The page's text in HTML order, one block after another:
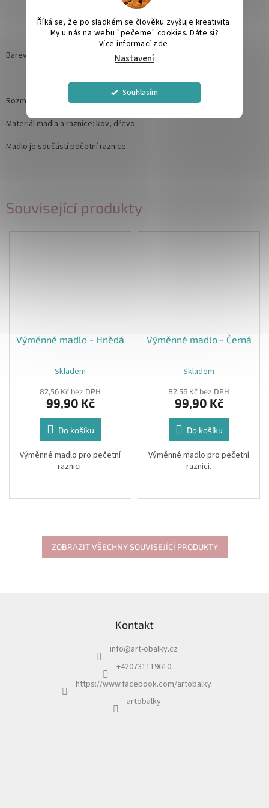
Říká se, že po sladkém se člověku zvyšuje kreativita.
My u nás na webu "pečeme" cookies. Dáte si?
Více informací zde.
Nastavení
Souhlasím
Související produkty
Výměnné madlo - Hnědá
Skladem
82,56 Kč bez DPH
99,90 Kč
Do košíku
Výměnné madlo pro pečetní
raznici.
Barva: Hnědá
Výměnné madlo - Černá
Skladem
82,56 Kč bez DPH
99,90 Kč
Do košíku
Výměnné madlo pro pečetní
raznici.
Barva: Černá
ZOBRAZIT VŠECHNY SOUVISEJÍCÍ PRODUKTY
Barevné vosky naleznete
Rozměr pečetní raznice: 25 mm
Materiál madla a raznice: kov, dřevo
Madlo je součástí pečetní raznice
Kontakt
info@art-obalky.cz
+420731119610
https://www.facebook.com/artobalky
artobalky